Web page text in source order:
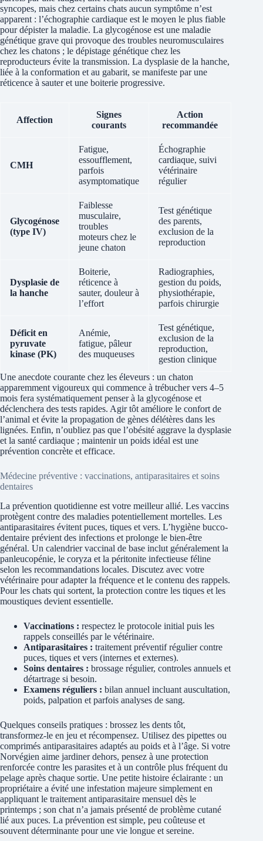
syncopes, mais chez certains chats aucun symptôme n’est
apparent : l’échographie cardiaque est le moyen le plus fiable
pour dépister la maladie. La glycogénose est une maladie
génétique grave qui provoque des troubles neuromusculaires
chez les chatons ; le dépistage génétique chez les
reproducteurs évite la transmission. La dysplasie de la hanche,
liée à la conformation et au gabarit, se manifeste par une
réticence à sauter et une boiterie progressive.
Affection
Signes
courants
Action
recommandée
CMH
Fatigue,
essoufflement,
parfois
asymptomatique
Échographie
cardiaque, suivi
vétérinaire
régulier
Glycogénose
(type IV)
Faiblesse
musculaire,
troubles
moteurs chez le
jeune chaton
Test génétique
des parents,
exclusion de la
reproduction
Dysplasie de
la hanche
Boiterie,
réticence à
sauter, douleur à
l’effort
Radiographies,
gestion du poids,
physiothérapie,
parfois chirurgie
Déficit en
pyruvate
kinase (PK)
Anémie,
fatigue, pâleur
des muqueuses
Test génétique,
exclusion de la
reproduction,
gestion clinique
Une anecdote courante chez les éleveurs : un chaton
apparemment vigoureux qui commence à trébucher vers 4–5
mois fera systématiquement penser à la glycogénose et
déclenchera des tests rapides. Agir tôt améliore le confort de
l’animal et évite la propagation de gènes délétères dans les
lignées. Enfin, n’oubliez pas que l’obésité aggrave la dysplasie
et la santé cardiaque ; maintenir un poids idéal est une
prévention concrète et efficace.
Médecine préventive : vaccinations, antiparasitaires et soins
dentaires
La prévention quotidienne est votre meilleur allié. Les vaccins
protègent contre des maladies potentiellement mortelles. Les
antiparasitaires évitent puces, tiques et vers. L’hygiène bucco-
dentaire prévient des infections et prolonge le bien-être
général. Un calendrier vaccinal de base inclut généralement la
panleucopénie, le coryza et la péritonite infectieuse féline
selon les recommandations locales. Discutez avec votre
vétérinaire pour adapter la fréquence et le contenu des rappels.
Pour les chats qui sortent, la protection contre les tiques et les
moustiques devient essentielle.
Vaccinations : respectez le protocole initial puis les
rappels conseillés par le vétérinaire.
Antiparasitaires : traitement préventif régulier contre
puces, tiques et vers (internes et externes).
Soins dentaires : brossage régulier, controles annuels et
détartrage si besoin.
Examens réguliers : bilan annuel incluant auscultation,
poids, palpation et parfois analyses de sang.
Quelques conseils pratiques : brossez les dents tôt,
transformez-le en jeu et récompensez. Utilisez des pipettes ou
comprimés antiparasitaires adaptés au poids et à l’âge. Si votre
Norvégien aime jardiner dehors, pensez à une protection
renforcée contre les parasites et à un contrôle plus fréquent du
pelage après chaque sortie. Une petite histoire éclairante : un
propriétaire a évité une infestation majeure simplement en
appliquant le traitement antiparasitaire mensuel dès le
printemps ; son chat n’a jamais présenté de problème cutané
lié aux puces. La prévention est simple, peu coûteuse et
souvent déterminante pour une vie longue et sereine.